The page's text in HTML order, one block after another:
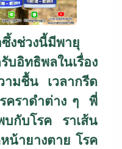
ซึ้งช่วงนี้มีพายุ
บอิทธิพลในเรื่อง
มชื้น เวลากรีด
คราดำต่าง ๆ พี่
บกับโรค ราเส้น
น้ายางตาย โรค